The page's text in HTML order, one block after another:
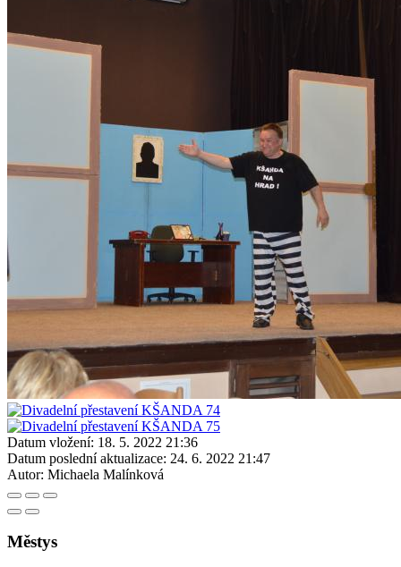
Datum vložení: 18. 5. 2022 21:36
Datum poslední aktualizace: 24. 6. 2022 21:47
Autor: Michaela Malínková
Městys